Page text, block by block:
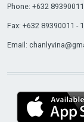
Phone: +632
Fax: +632 89390011 -
Email: